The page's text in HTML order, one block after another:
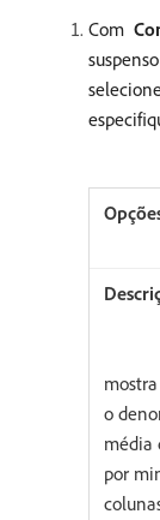
Com
suspenso
o
média
por